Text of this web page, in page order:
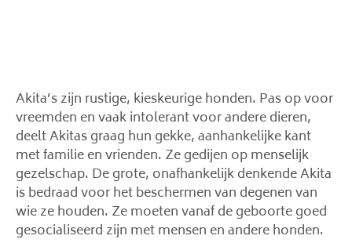
Akita’s zijn rustige, kieskeurige honden. Pas op voor
vreemden en vaak intolerant voor andere dieren,
deelt Akitas graag hun gekke, aanhankelijke kant
met familie en vrienden. Ze gedijen op menselijk
gezelschap. De grote, onafhankelijk denkende Akita
is bedraad voor het beschermen van degenen van
wie ze houden. Ze moeten vanaf de geboorte goed
gesocialiseerd zijn met mensen en andere honden.